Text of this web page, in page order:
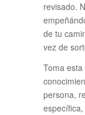
revisado.
de tu
vez de
Toma
persona,